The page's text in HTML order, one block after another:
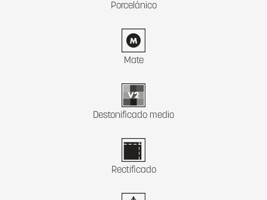
Porcelánico
Mate
Destonificado medio
Rectificado